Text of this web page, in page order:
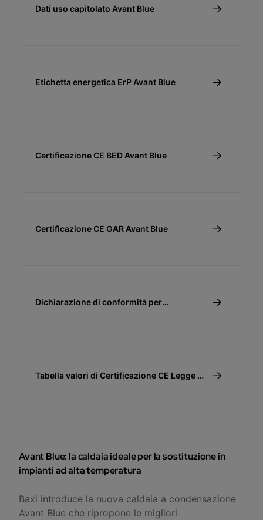
Dati uso capitolato Avant Blue
Etichetta energetica ErP Avant Blue
Certificazione CE BED Avant Blue
Certificazione CE GAR Avant Blue
Dichiarazione di conformità per
Tabella valori di Certificazione CE Legge 10
Avant Blue: la caldaia ideale per la sostituzione in
impianti ad alta temperatura
Baxi introduce la nuova caldaia a condensazione
Avant Blue che ripropone le migliori